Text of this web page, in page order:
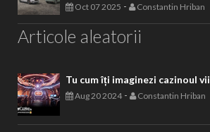
Oct 07 2025 - Constantin Hriban
Articole aleatorii
Tu cum îți imaginezi cazinoul
Aug 20 2024- Constantin Hriban